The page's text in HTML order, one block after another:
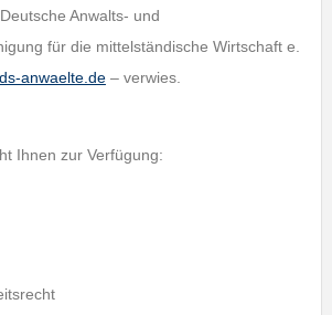
Anwalts- und
für die mittelständische Wirtschaft e.
anwaelte.de– verwies.
Ihnen zur Verfügung: